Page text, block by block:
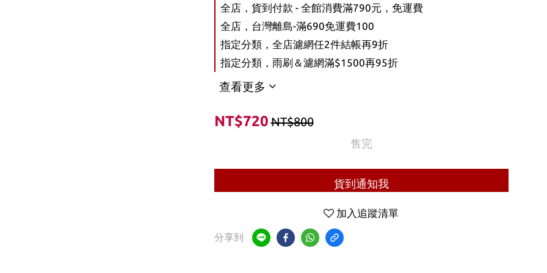
全店，貨到付款 - 全館消費滿790元，免運費
全店，台灣離島-滿690免運費100
指定分類，全店濾網任2件結帳再9折
指定分類，雨刷＆濾網滿$1500再95折
查看更多
NT$720NT$800
售完
貨到通知我
加入追蹤清單
分享到